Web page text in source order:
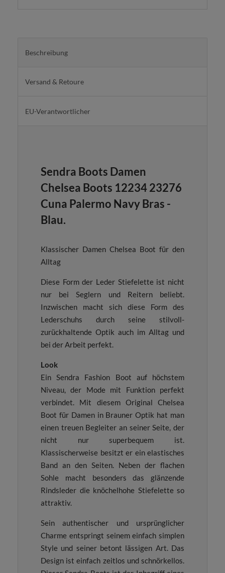
Beschreibung
Versand & Retoure
EU-Verantwortlicher
Sendra Boots Damen
Chelsea Boots 12234 23276
Cuna Palermo Navy Bras -
Blau.
Klassischer Damen Chelsea Boot für den
Alltag
Diese Form der Leder Stiefelette ist nicht
nur bei Seglern und Reitern beliebt.
Inzwischen macht sich diese Form des
Lederschuhs durch seine stilvoll-
zurückhaltende Optik auch im Alltag und
bei der Arbeit perfekt.
Look
Ein Sendra Fashion Boot auf höchstem
Niveau, der Mode mit Funktion perfekt
verbindet. Mit diesem Original Chelsea
Boot für Damen in Brauner Optik hat man
einen treuen Begleiter an seiner Seite, der
nicht nur superbequem ist.
Klassischerweise besitzt er ein elastisches
Band an den Seiten. Neben der flachen
Sohle macht besonders das glänzende
Rindsleder die knöchelhohe Stiefelette so
attraktiv.
Sein authentischer und ursprünglicher
Charme entspringt seinem einfach simplen
Style und seiner betont lässigen Art. Das
Design ist einfach zeitlos und schnörkellos.